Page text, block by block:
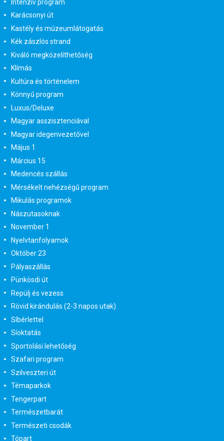
Intenzív program
Karácsonyi út
Kastély és múzeumlátogatás
Kék zászlós strand
Kiváló megközelíthetőség
Klímás
Kultúra és történelem
Könnyű program
Luxus/Deluxe
Magyar asszisztenciával
Magyar idegenvezetővel
Május 1
Március 15
Medencés szállás
Mérsékelt nehézségű program
Mikulás programok
Nászutasoknak
November 1
Nyelvtanfolyamok
Október 23
Pályaszállás
Pünkösdi út
Repülj és vezess
Rövid kirándulás (2-3 napos utak)
Síbérlettel
Síoktatás
Sportolási lehetőség
Szafari program
Szilveszteri út
Témaparkok
Tengerpart
Természetbarát
Természeti csodák
Tópart